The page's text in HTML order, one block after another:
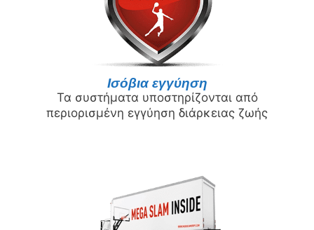
Ισόβια εγγύηση
Τα συστήματα υποστηρίζονται από
περιορισμένη εγγύηση διάρκειας ζωής